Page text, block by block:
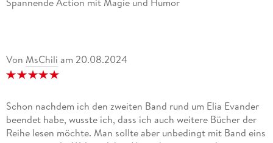
Spannende Action mit Magie und Humor
Von MsChili am 20.08.2024
Schon nachdem ich den zweiten Band rund um Elia Evander
beendet habe, wusste ich, dass ich auch weitere Bücher der
Reihe lesen möchte. Man sollte aber unbedingt mit Band eins